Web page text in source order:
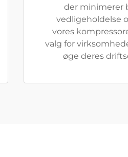
der minimerer
vedligeholdelse
vores
valg for
øge deres